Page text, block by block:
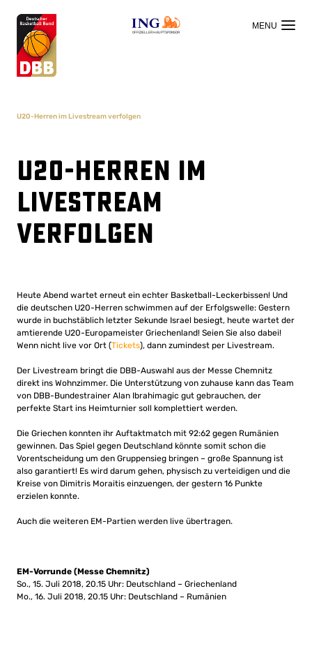
OFFIZIELLER HAUPTSPONSOR
U20-Herren im Livestream verfolgen
U20-Herren im
Livestream
verfolgen
Heute Abend wartet erneut ein echter Basketball-Leckerbissen! Und
die deutschen U20-Herren schwimmen auf der Erfolgswelle: Gestern
wurde in buchstäblich letzter Sekunde Israel besiegt, heute wartet der
amtierende U20-Europameister Griechenland! Seien Sie also dabei!
Wenn nicht live vor Ort (Tickets), dann zumindest per Livestream.
Der Livestream bringt die DBB-Auswahl aus der Messe Chemnitz
direkt ins Wohnzimmer. Die Unterstützung von zuhause kann das Team
von DBB-Bundestrainer Alan Ibrahimagic gut gebrauchen, der
perfekte Start ins Heimturnier soll komplettiert werden.
Die Griechen konnten ihr Auftaktmatch mit 92:62 gegen Rumänien
gewinnen. Das Spiel gegen Deutschland könnte somit schon die
Vorentscheidung um den Gruppensieg bringen – große Spannung ist
also garantiert! Es wird darum gehen, physisch zu verteidigen und die
Kreise von Dimitris Moraitis einzuengen, der gestern 16 Punkte
erzielen konnte.
Auch die weiteren EM-Partien werden live übertragen.
EM-Vorrunde (Messe Chemnitz)
So., 15. Juli 2018, 20.15 Uhr: Deutschland – Griechenland
Mo., 16. Juli 2018, 20.15 Uhr: Deutschland – Rumänien